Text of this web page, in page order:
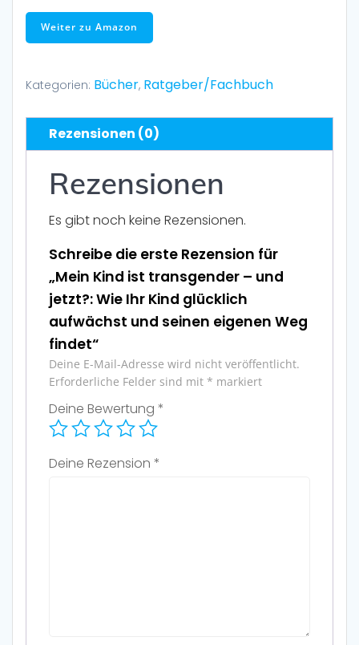
Weiter zu Amazon
Kategorien: Bücher, Ratgeber/Fachbuch
Rezensionen (0)
Rezensionen
Es gibt noch keine Rezensionen.
Schreibe die erste Rezension für
„Mein Kind ist transgender – und
jetzt?: Wie Ihr Kind glücklich
aufwächst und seinen eigenen Weg
findet“
Deine E-Mail-Adresse wird nicht veröffentlicht.
Erforderliche Felder sind mit * markiert
Deine Bewertung *
Deine Rezension *